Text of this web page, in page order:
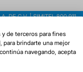
de terceros para fines
para brindarte una mejor
navegando, acepta
DE C.V. | SIMITEL 800 911